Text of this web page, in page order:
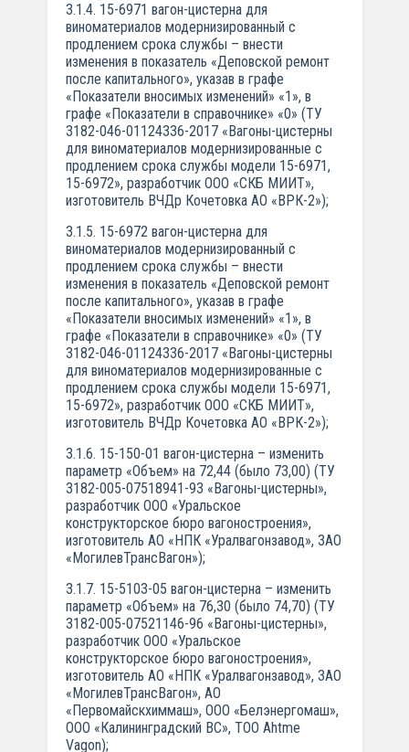
3.1.4. 15-6971 вагон-цистерна для
виноматериалов модернизированный с
продлением срока службы – внести
изменения в показатель «Деповской ремонт
после капитального», указав в графе
«Показатели вносимых изменений» «1», в
графе «Показатели в справочнике» «0» (ТУ
3182-046-01124336-2017 «Вагоны-цистерны
для виноматериалов модернизированные с
продлением срока службы модели 15-6971,
15-6972», разработчик ООО «СКБ МИИТ»,
изготовитель ВЧДр Кочетовка АО «ВРК-2»);
3.1.5. 15-6972 вагон-цистерна для
виноматериалов модернизированный с
продлением срока службы – внести
изменения в показатель «Деповской ремонт
после капитального», указав в графе
«Показатели вносимых изменений» «1», в
графе «Показатели в справочнике» «0» (ТУ
3182-046-01124336-2017 «Вагоны-цистерны
для виноматериалов модернизированные с
продлением срока службы модели 15-6971,
15-6972», разработчик ООО «СКБ МИИТ»,
изготовитель ВЧДр Кочетовка АО «ВРК-2»);
3.1.6. 15-150-01 вагон-цистерна – изменить
параметр «Объем» на 72,44 (было 73,00) (ТУ
3182-005-07518941-93 «Вагоны-цистерны»,
разработчик ООО «Уральское
конструкторское бюро вагоностроения»,
изготовитель АО «НПК «Уралвагонзавод», ЗАО
«МогилевТрансВагон»);
3.1.7. 15-5103-05 вагон-цистерна – изменить
параметр «Объем» на 76,30 (было 74,70) (ТУ
3182-005-07521146-96 «Вагоны-цистерны»,
разработчик ООО «Уральское
конструкторское бюро вагоностроения»,
изготовитель АО «НПК «Уралвагонзавод», ЗАО
«МогилевТрансВагон», АО
«Первомайскхиммаш», ООО «Белэнергомаш»,
ООО «Калининградский ВС», ТОО Ahtme
Vagon);